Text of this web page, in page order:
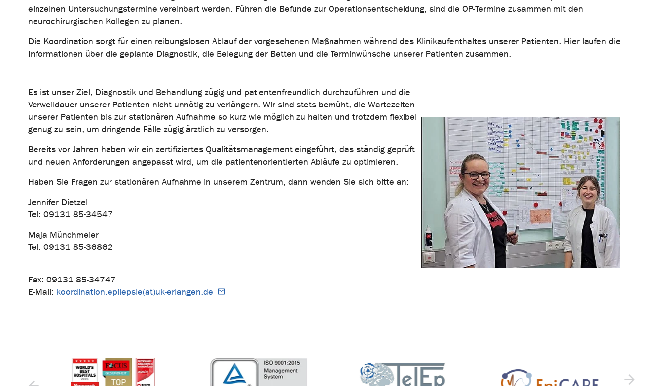
einzelnen Untersuchungstermine vereinbart werden. Führen die Befunde zur Operationsentscheidung, sind die OP-Termine zusammen mit den
neurochirurgischen Kollegen zu planen.
Die Koordination sorgt für einen reibungslosen Ablauf der vorgesehenen Maßnahmen während des Klinikaufenthaltes unserer Patienten. Hier laufen die
Informationen über die geplante Diagnostik, die Belegung der Betten und die Terminwünsche unserer Patienten zusammen.
Es ist unser Ziel, Diagnostik und Behandlung zügig und patientenfreundlich durchzuführen und die
Verweildauer unserer Patienten nicht unnötig zu verlängern. Wir sind stets bemüht, die Wartezeiten
unserer Patienten bis zur stationären Aufnahme so kurz wie möglich zu halten und trotzdem flexibel
genug zu sein, um dringende Fälle zügig ärztlich zu versorgen.
Bereits vor Jahren haben wir ein zertifiziertes Qualitätsmanagement eingeführt, das ständig geprüft
und neuen Anforderungen angepasst wird, um die patientenorientierten Abläufe zu optimieren.
Haben Sie Fragen zur stationären Aufnahme in unserem Zentrum, dann wenden Sie sich bitte an:
Jennifer Dietzel
Tel: 09131 85-34547
Maja Münchmeier
Tel: 09131 85-36862
Fax: 09131 85-34747
E-Mail: koordination.epilepsie(at)uk-erlangen.de